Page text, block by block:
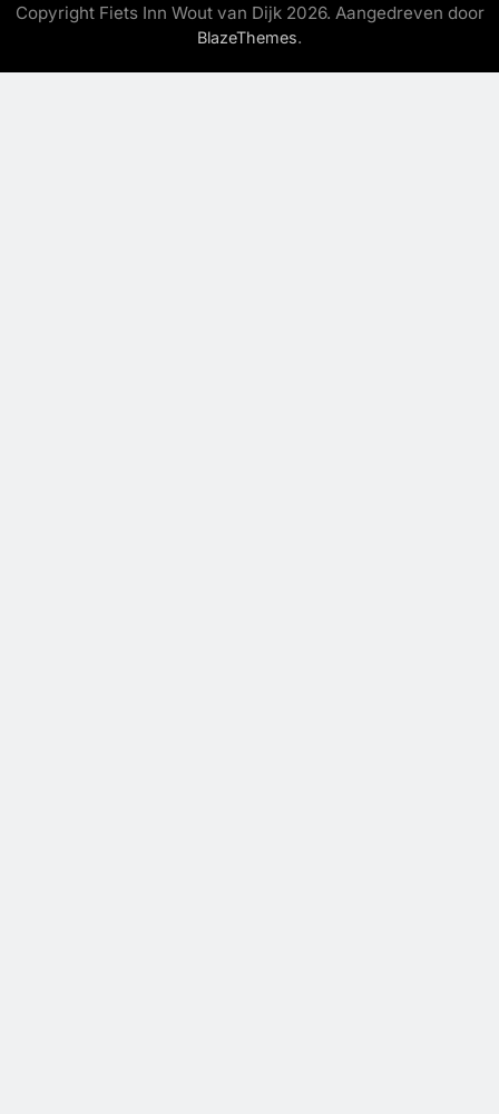
Copyright Fiets Inn Wout van Dijk 2026. Aangedreven door
BlazeThemes.